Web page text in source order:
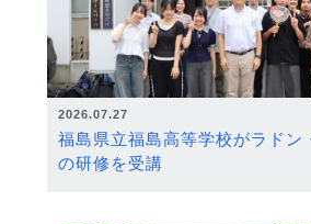
2026.07.27
福島県立福島高等学校がラドン
の研修を受講